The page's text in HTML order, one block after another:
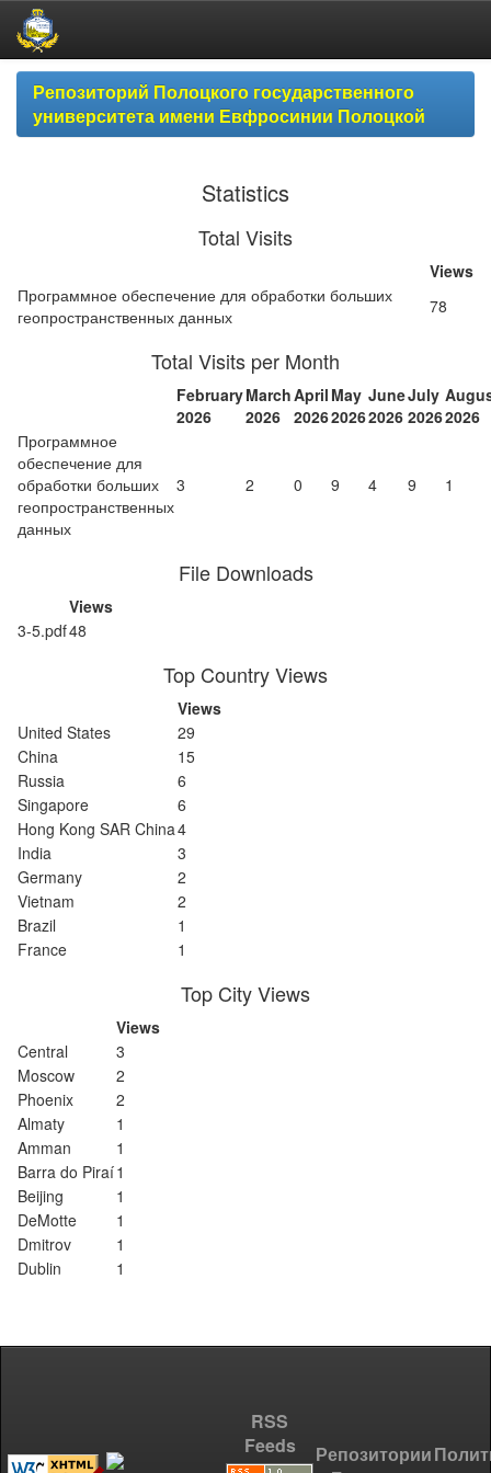
Skip
navigationРепозиторий Полоцкого государственного
университета имени Евфросинии Полоцкой
Statistics
Total Visits
Views
Программное обеспечение для обработки больших
геопространственных данных
78
Total Visits per Month
February
2026
March
2026
April
2026
May
2026
June
2026
July
20262026
Программное
обеспечение для
обработки больших
геопространственных
данных
3 2 0 9 4 9 1
File Downloads
Views
3-5.pdf48
Top Country Views
Views
United States
29
China
15
Russia
6
Singapore
6
Hong Kong SAR China4
India
3
Germany
2
Vietnam
2
Brazil
1
France
1
Top City Views
Views
Central
3
Moscow
2
Phoenix
2
Almaty
1
Amman
1
Barra do Piraí1
Beijing
1
DeMotte
1
Dmitrov
1
Dublin
1
RSS
Feeds
Репозитории